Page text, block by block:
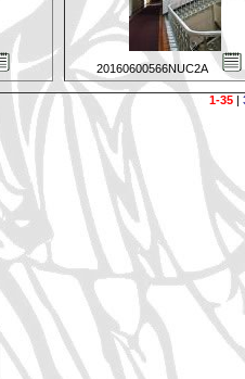
20160600566NUC2A
1-35|